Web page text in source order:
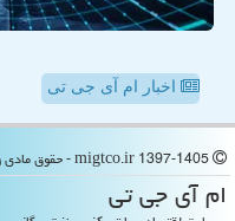
اخبار ام آی جی تی
ام آی جی تی